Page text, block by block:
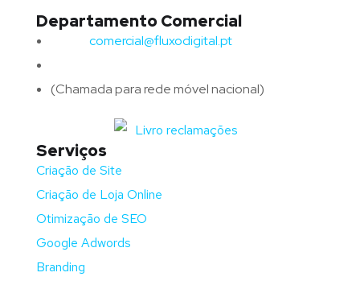
Departamento Comercial
comercial@fluxodigital.pt
(Chamada para rede móvel nacional)
Serviços
Criação de Site
Criação de Loja Online
Otimização de SEO
Google Adwords
Branding